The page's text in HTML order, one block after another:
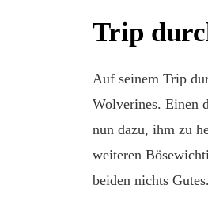
Trip
Auf seinem Trip
Wolverines. Einen
nun dazu, ihm zu
weiteren
beiden nichts Gutes.